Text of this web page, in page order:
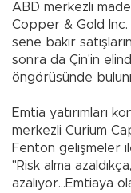
ABD merkezli
Copper & Gold Inc.
sene bakır
sonra da Çin'in
öngörüsünde
Emtia yatırımları
merkezli Curium
Fenton gelişmeler
"Risk alma
azalıyor...Emtiaya